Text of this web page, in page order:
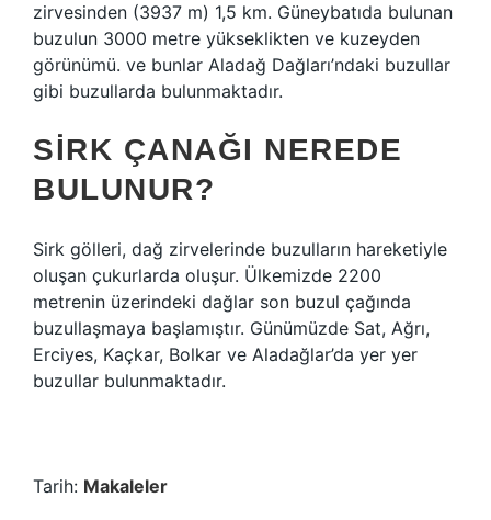
zirvesinden (3937 m) 1,5 km. Güneybatıda bulunan
buzulun 3000 metre yükseklikten ve kuzeyden
görünümü. ve bunlar Aladağ Dağları’ndaki buzullar
gibi buzullarda bulunmaktadır.
SIRK ÇANAĞI NEREDE
BULUNUR?
Sirk gölleri, dağ zirvelerinde buzulların hareketiyle
oluşan çukurlarda oluşur. Ülkemizde 2200
metrenin üzerindeki dağlar son buzul çağında
buzullaşmaya başlamıştır. Günümüzde Sat, Ağrı,
Erciyes, Kaçkar, Bolkar ve Aladağlar’da yer yer
buzullar bulunmaktadır.
Tarih: Makaleler